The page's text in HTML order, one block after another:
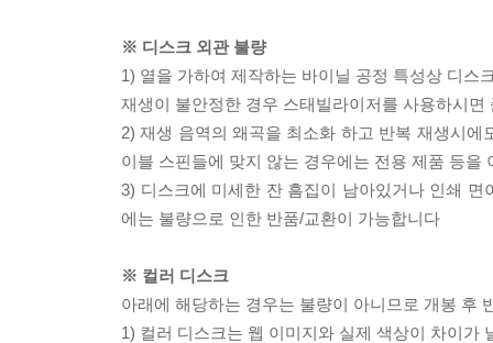
※ 디스크 외관 불량
1) 열을 가하여 제작하는 바이닐 공정 특성상 디스
재생이 불안정한 경우 스태빌라이저를 사용하시
2) 재생 음역의 왜곡을 최소화 하고 반복 재생시
이블 스핀들에 맞지 않는 경우에는 전용 제품 등
3) 디스크에 미세한 잔 흠집이 남아있거나 인쇄
에는 불량으로 인한 반품/교환이 가능합니다
※ 컬러 디스크
아래에 해당하는 경우는 불량이 아니므로 개봉 후
1) 컬러 디스크는 웹 이미지와 실제 색상이 차이가